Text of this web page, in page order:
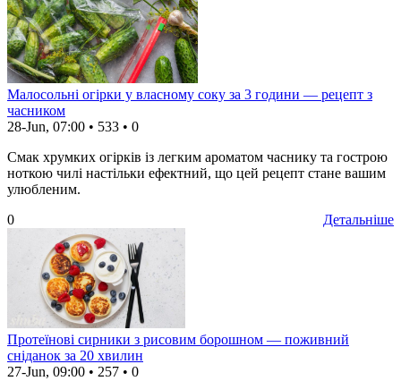
Малосольні огірки у власному соку за 3 години — рецепт з
часником
28-Jun, 07:00 • 533 • 0
Смак хрумких огірків із легким ароматом часнику та гострою
ноткою чилі настільки ефектний, що цей рецепт стане вашим
улюбленим.
Детальніше
0
Протеїнові сирники з рисовим борошном — поживний
сніданок за 20 хвилин
27-Jun, 09:00 • 257 • 0